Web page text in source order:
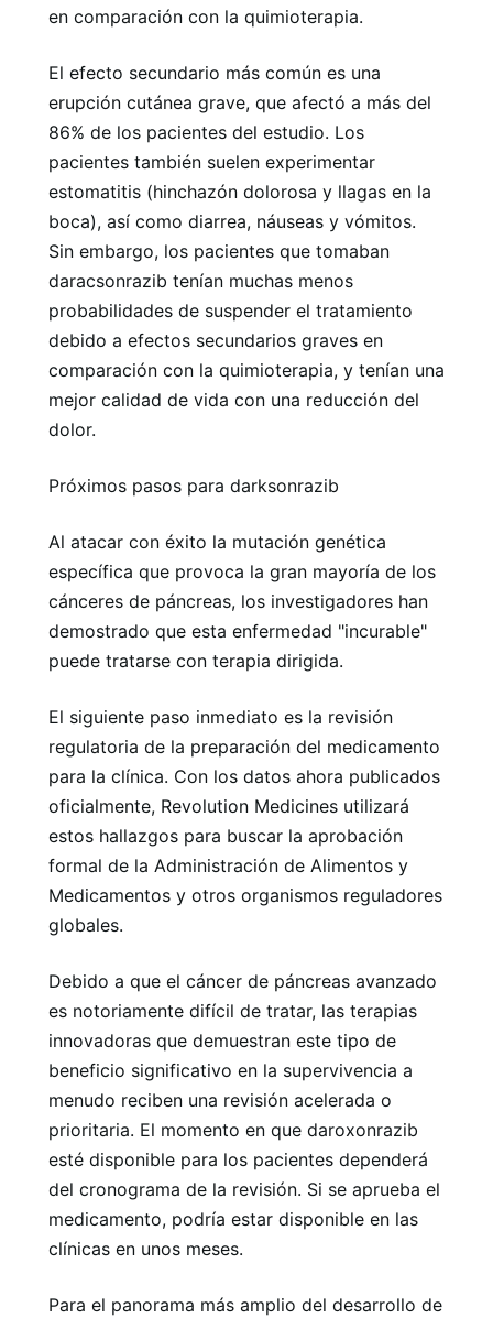
en comparación con la quimioterapia.
El efecto secundario más común es una
erupción cutánea grave, que afectó a más del
86% de los pacientes del estudio. Los
pacientes también suelen experimentar
estomatitis (hinchazón dolorosa y llagas en la
boca), así como diarrea, náuseas y vómitos.
Sin embargo, los pacientes que tomaban
daracsonrazib tenían muchas menos
probabilidades de suspender el tratamiento
debido a efectos secundarios graves en
comparación con la quimioterapia, y tenían una
mejor calidad de vida con una reducción del
dolor.
Próximos pasos para darksonrazib
Al atacar con éxito la mutación genética
específica que provoca la gran mayoría de los
cánceres de páncreas, los investigadores han
demostrado que esta enfermedad "incurable"
puede tratarse con terapia dirigida.
El siguiente paso inmediato es la revisión
regulatoria de la preparación del medicamento
para la clínica. Con los datos ahora publicados
oficialmente, Revolution Medicines utilizará
estos hallazgos para buscar la aprobación
formal de la Administración de Alimentos y
Medicamentos y otros organismos reguladores
globales.
Debido a que el cáncer de páncreas avanzado
es notoriamente difícil de tratar, las terapias
innovadoras que demuestran este tipo de
beneficio significativo en la supervivencia a
menudo reciben una revisión acelerada o
prioritaria. El momento en que daroxonrazib
esté disponible para los pacientes dependerá
del cronograma de la revisión. Si se aprueba el
medicamento, podría estar disponible en las
clínicas en unos meses.
Para el panorama más amplio del desarrollo de